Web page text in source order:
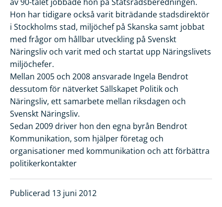
Hon har tidigare också varit biträdande stadsdirektör
i Stockholms stad, miljöchef på Skanska samt jobbat
med frågor om hållbar utveckling på Svenskt
Näringsliv och varit med och startat upp Näringslivets
miljöchefer.
Mellan 2005 och 2008 ansvarade Ingela Bendrot
dessutom för nätverket Sällskapet Politik och
Näringsliv, ett samarbete mellan riksdagen och
Svenskt Näringsliv.
Sedan 2009 driver hon den egna byrån Bendrot
Kommunikation, som hjälper företag och
organisationer med kommunikation och att förbättra
politikerkontakter
Publicerad 13 juni 2012